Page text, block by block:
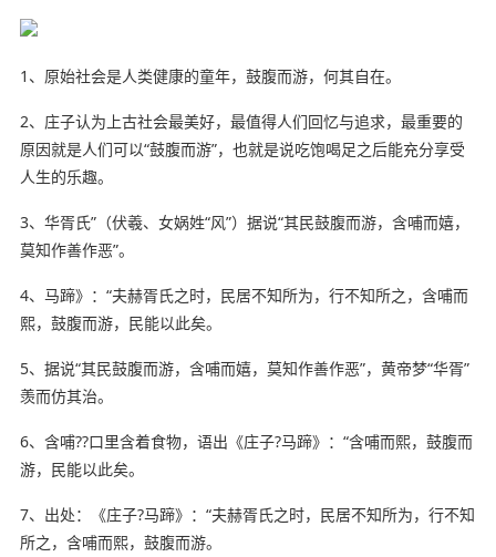
1、原始社会是人类健康的童年，鼓腹而游，何其自在。
2、庄子认为上古社会最美好，最值得人们回忆与追求，最重要的
原因就是人们可以“鼓腹而游”，也就是说吃饱喝足之后能充分享受
人生的乐趣。
3、华胥氏”（伏羲、女娲姓“风”）据说“其民鼓腹而游，含哺而嬉，
莫知作善作恶”。
4、马蹄》：“夫赫胥氏之时，民居不知所为，行不知所之，含哺而
熙，鼓腹而游，民能以此矣。
5、据说“其民鼓腹而游，含哺而嬉，莫知作善作恶”，黄帝梦“华胥”
羡而仿其治。
6、含哺??口里含着食物，语出《庄子?马蹄》：“含哺而熙，鼓腹而
游，民能以此矣。
7、出处：《庄子?马蹄》：“夫赫胥氏之时，民居不知所为，行不知
所之，含哺而熙，鼓腹而游。